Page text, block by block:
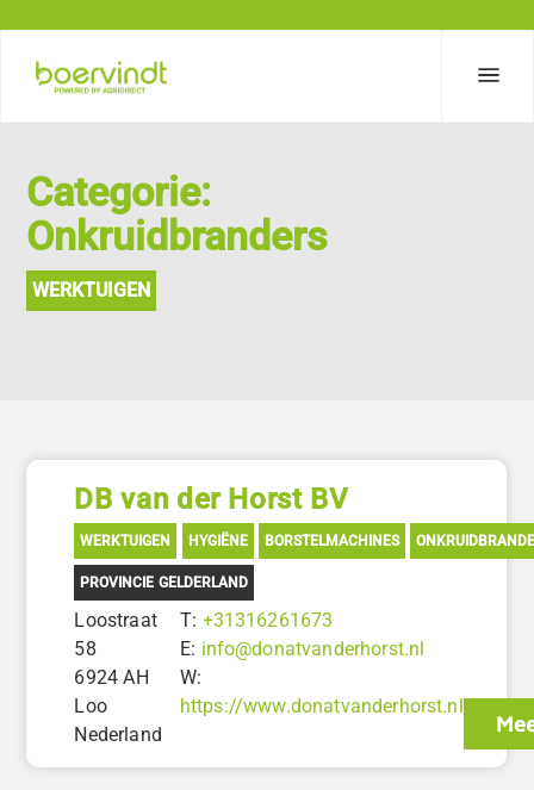
Categorie:
Onkruidbranders
WERKTUIGEN
DB van der Horst BV
WERKTUIGEN HYGIËNE BORSTELMACHINES
PROVINCIE GELDERLAND
Loostraat
58
6924 AH
Loo
Nederland
T: +31316261673
E: info@donatvanderhorst.nl
W:
https://www.donatvanderhorst.nl